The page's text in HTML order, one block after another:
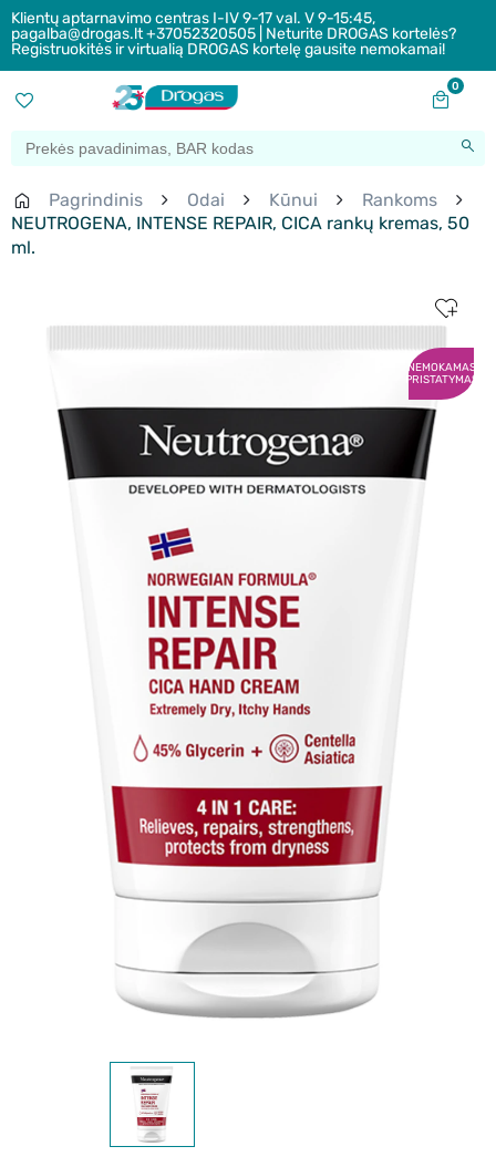
Klientų aptarnavimo centras I-IV 9-17 val. V 9-15:45,
pagalba@drogas.lt +37052320505 | Neturite DROGAS kortelės?
Registruokitės ir virtualią DROGAS kortelę gausite nemokamai!
0
Pagrindinis Odai Kūnui
Rankoms
NEUTROGENA, INTENSE REPAIR, CICA rankų kremas, 50
ml.
NEMOKAMAS
PRISTATYMAS